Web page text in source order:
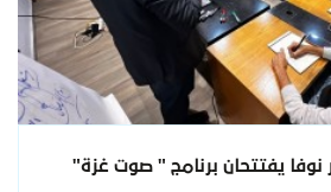
يفتتحان برنامج " صوت غزة"